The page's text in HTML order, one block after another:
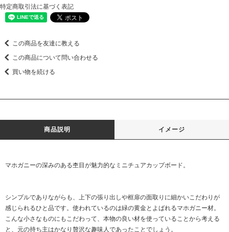
特定商取引法に基づく表記
この商品を友達に教える
この商品について問い合わせる
買い物を続ける
商品説明 イメージ
マホガニーの深みのある杢目が魅力的なミニチュアカップボード。
シンプルでありながらも、上下の張り出しや框扉の面取りに細かいこだわりが
感じられるひと品です。使われているのは緑の黄金とよばれるマホガニー材。
こんな小さなものにもこだわって、本物の良い材を使っていることから考える
と、元の持ち主はかなり贅沢な趣味人であったことでしょう。